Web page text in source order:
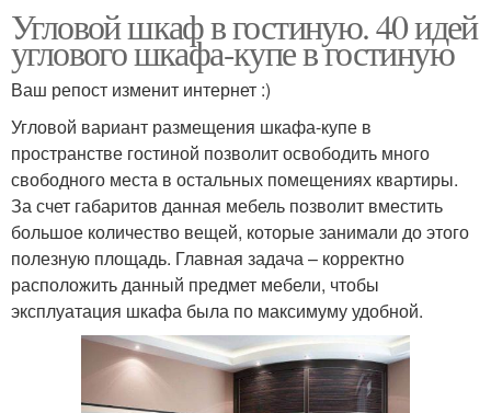
Угловой шкаф в гостиную. 40 идей
углового шкафа-купе в гостиную
Ваш репост изменит интернет :)
Угловой вариант размещения шкафа-купе в
пространстве гостиной позволит освободить много
свободного места в остальных помещениях квартиры.
За счет габаритов данная мебель позволит вместить
большое количество вещей, которые занимали до этого
полезную площадь. Главная задача – корректно
расположить данный предмет мебели, чтобы
эксплуатация шкафа была по максимуму удобной.